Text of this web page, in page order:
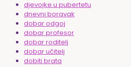
djevojke u pubertetu
dnevni boravak
dobar odgoj
dobar profesor
dobar roditelj
dobar učitelj
dobiti brata